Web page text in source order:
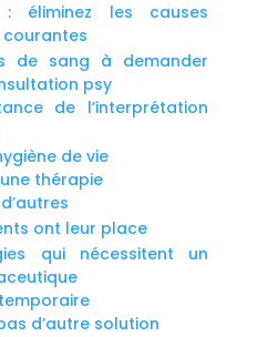
éliminez les causes
courantes
de sang à demander
psy
de l’interprétation
de vie
thérapie
ont leur place
qui nécessitent un
d’autre solution